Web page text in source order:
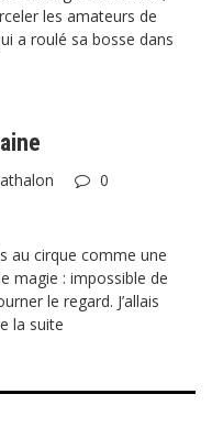
les amateurs de
a roulé sa bosse dans
0
au cirque comme une
magie : impossible de
le regard. J’allais
la suite